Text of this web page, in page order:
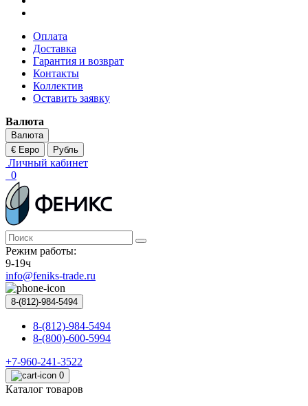
Оплата
Доставка
Гарантия и возврат
Контакты
Коллектив
Оставить заявку
Валюта
Валюта
€ Евро
Рубль
Личный кабинет
0
Режим работы:
9-19ч
info@feniks-trade.ru
8-(812)-984-5494
8-(812)-984-5494
8-(800)-600-5994
+7-960-241-3522
0
Каталог товаров